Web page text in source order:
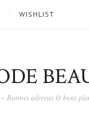
WISHLIST
Bonnes adresses & bons